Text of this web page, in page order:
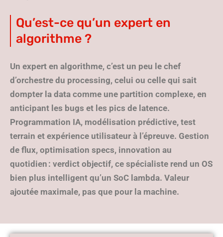
Qu’est-ce qu’un expert en
algorithme ?
Un expert en algorithme, c’est un peu le chef
d’orchestre du processing, celui ou celle qui sait
dompter la data comme une partition complexe, en
anticipant les bugs et les pics de latence.
Programmation IA, modélisation prédictive, test
terrain et expérience utilisateur à l’épreuve. Gestion
de flux, optimisation specs, innovation au
quotidien : verdict objectif, ce spécialiste rend un OS
bien plus intelligent qu’un SoC lambda. Valeur
ajoutée maximale, pas que pour la machine.